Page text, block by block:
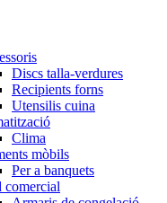
Discs talla-verdures
Recipients forns
Utensilis cuina
Clima
mòbils
Per a banquets
comercial